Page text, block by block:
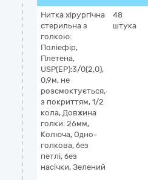
Нитка хірургічна
стерильна з
голкою:
Поліефір,
Плетена,
USP(EP):3/0(2,0),
0,9м, не
розсмоктується,
з покриттям, 1/2
кола, Довжина
голки: 26мм,
Колюча, Одно-
голкова, без
петлі, без
насічки, Зелений
48
штука